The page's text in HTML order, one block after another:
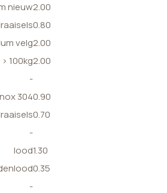
nieuw2.00
0.80
velg2.00
100kg2.00
-
3040.90
0.70
-
lood1.30
0.35
-